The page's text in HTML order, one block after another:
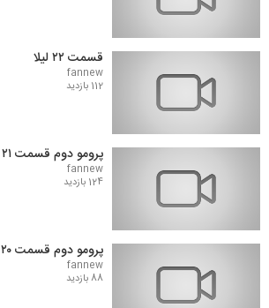
قسمت ۲۲ لیلا
fannew
112 بازدید
پرومو دوم قسمت ۲۱ لیلا
fannew
124 بازدید
پرومو دوم قسمت ۲۰ لیلا
fannew
88 بازدید